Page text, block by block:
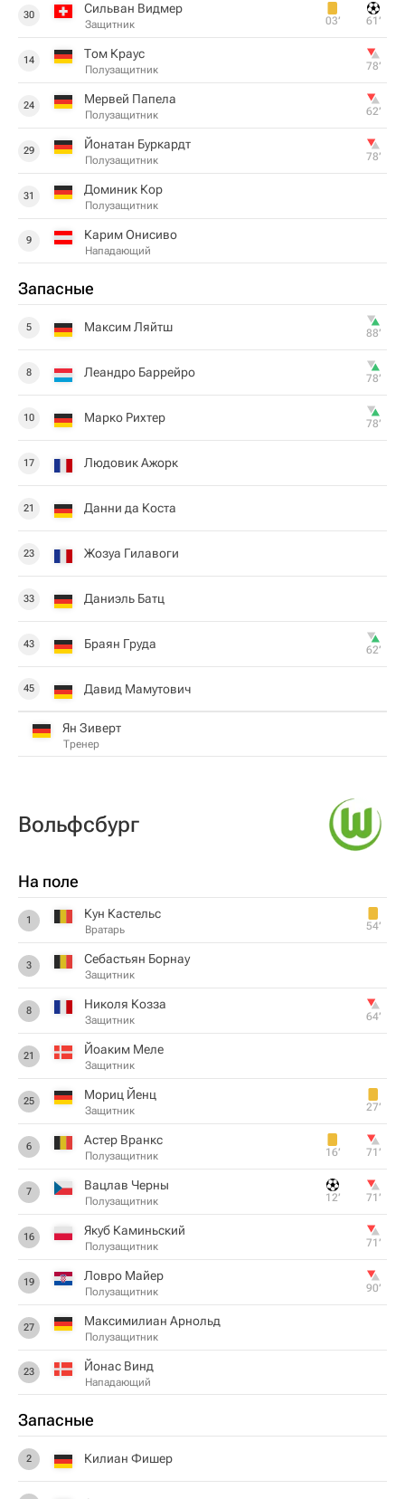
30 Сильван Видмер
Защитник 03‎’‎ 61‎’‎
14 Том Краус
Полузащитник 78‎’‎
24 Мервей Папела
Полузащитник 62‎’‎
29 Йонатан Буркардт
Полузащитник 78‎’‎
31 Доминик Кор
Полузащитник
9 Карим Онисиво
Нападающий
Запасные
5 Максим Ляйтш 88‎’‎
8 Леандро Баррейро 78‎’‎
10 Марко Рихтер 78‎’‎
17 Людовик Ажорк
21 Данни да Коста
23 Жозуа Гилавоги
33 Даниэль Батц
43 Браян Груда 62‎’‎
45 Давид Мамутович
Ян Зиверт
Тренер
Вольфсбург
На поле
1 Кун Кастельс
Вратарь 54‎’‎
3 Себастьян Борнау
Защитник
8 Николя Козза
Защитник 64‎’‎
21 Йоаким Меле
Защитник
25 Мориц Йенц
Защитник 27‎’‎
6 Астер Вранкс
Полузащитник 16‎’‎ 71‎’‎
7 Вацлав Черны
Полузащитник 12‎’‎ 71‎’‎
16 Якуб Каминьский
Полузащитник 71‎’‎
19 Ловро Майер
Полузащитник 90‎’‎
27 Максимилиан Арнольд
Полузащитник
23 Йонас Винд
Нападающий
Запасные
2 Килиан Фишер